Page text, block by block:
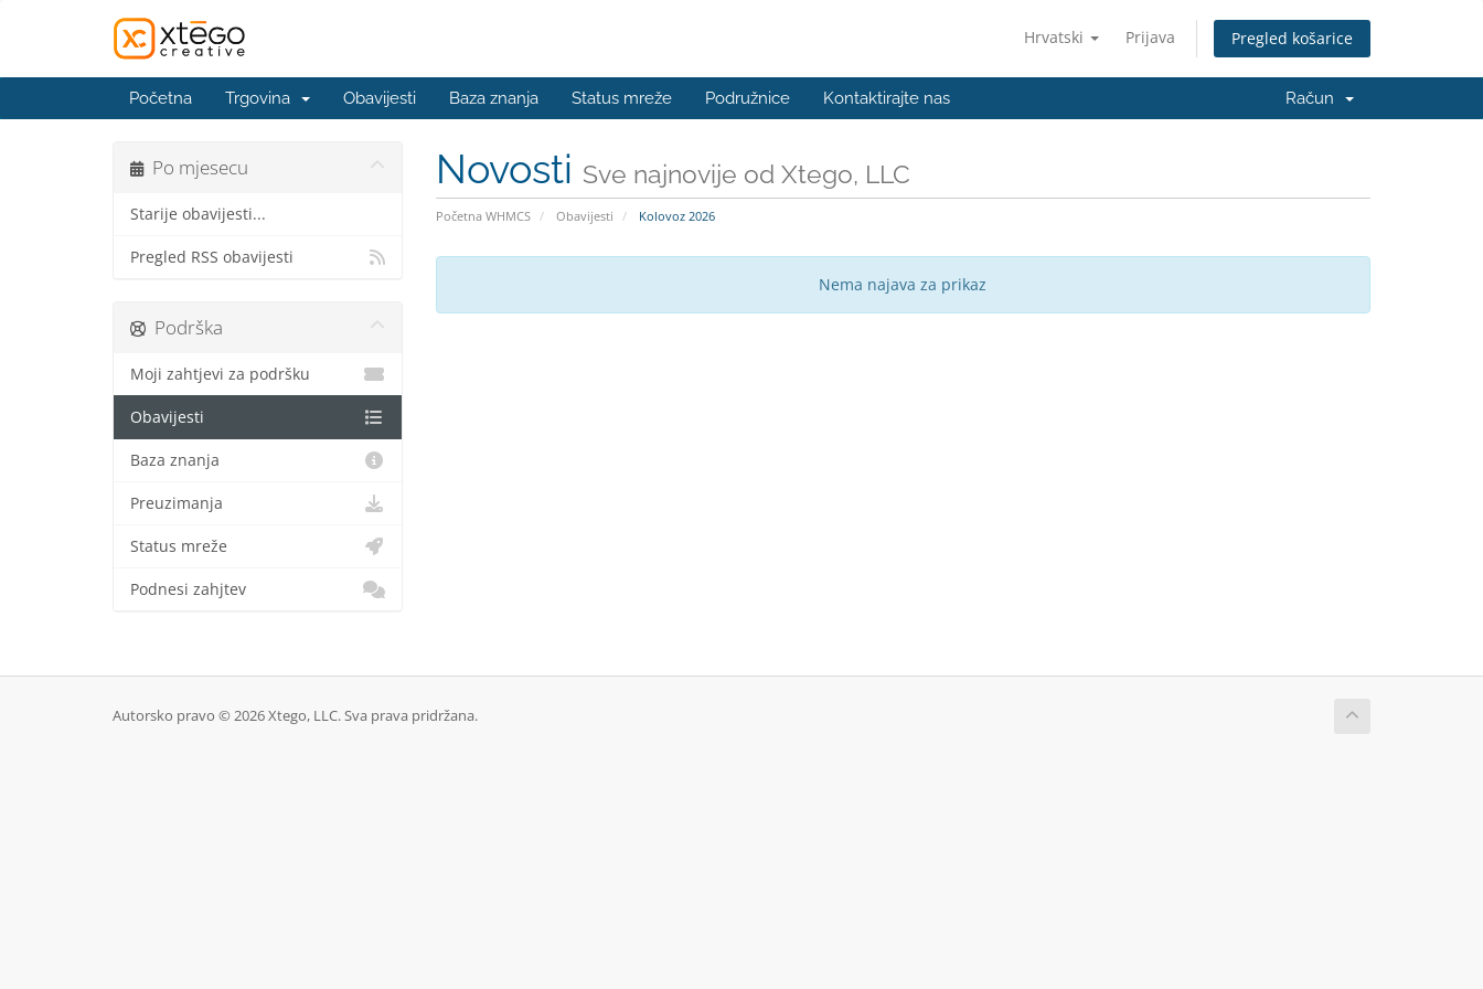
Hrvatski Prijava Pregled košarice
Početna Trgovina Obavijesti Baza znanja Status mreže Podružnice Kontaktirajte nas Račun
Novosti Sve najnovije od Xtego, LLC
Početna WHMCS Obavijesti Kolovoz 2026
Po mjesecu
Starije obavijesti...
Pregled RSS obavijesti
Nema najava za prikaz
Podrška
Moji zahtjevi za podršku
Obavijesti
Baza znanja
Preuzimanja
Status mreže
Podnesi zahjtev
Autorsko pravo © 2026 Xtego, LLC. Sva prava pridržana.